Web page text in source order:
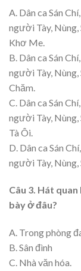
A. Dân ca Sán
người Tày, Nùng,
Khơ Me.
B. Dân ca Sán
người Tày, Nùng,
Chăm.
C. Dân ca Sán
người Tày, Nùng,
Tà Ôi.
D. Dân ca Sán
người Tày, Nùng,
Câu 3. Hát
bày ở đâu?
A. Trong phòng
B. Sân đình
C. Nhà văn hóa.